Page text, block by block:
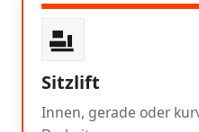
Sitzlift
Innen, gerade oder